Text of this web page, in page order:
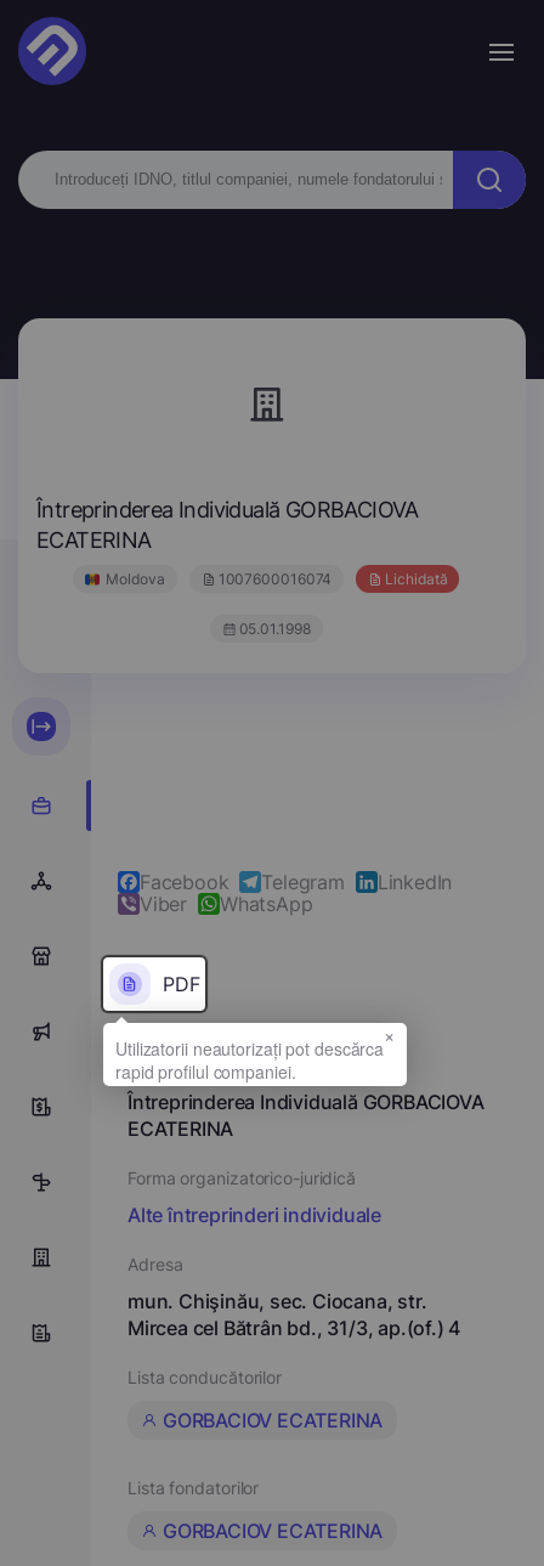
Întreprinderea Individuală GORBACIOVA
ECATERINA
Moldova 1007600016074 Lichidată
05.01.1998
0
3
Facebook Telegram
LinkedIn
Viber
WhatsApp
PDF
Denumirea completă
Întreprinderea Individuală GORBACIOVA
ECATERINA
Forma organizatorico-juridică
Alte întreprinderi individuale
Adresa
mun. Chişinău, sec. Ciocana, str.
Mircea cel Bătrân bd., 31/3, ap.(of.) 4
Lista conducătorilor
GORBACIOV ECATERINA
Lista fondatorilor
GORBACIOV ECATERINA
×